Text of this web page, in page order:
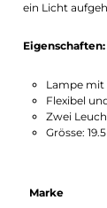
ein Licht
Eigenschaften:
Lampe mit
Flexibel
Zwei
Grösse:
Marke